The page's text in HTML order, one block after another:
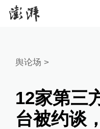
舆论场 >
12家第三
台被约谈